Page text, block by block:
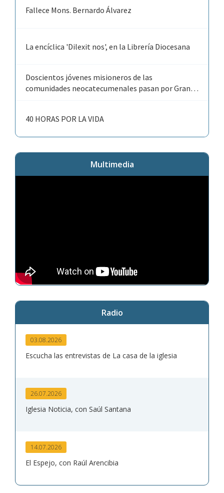
Fallece Mons. Bernardo Álvarez
La encíclica 'Dilexit nos', en la Librería Diocesana
Doscientos jóvenes misioneros de las
comunidades neocatecumenales pasan por Gran
40 HORAS POR LA VIDA
Multimedia
Radio
03.08.2026
Escucha las entrevistas de La casa de la iglesia
26.07.2026
Iglesia Noticia, con Saúl Santana
14.07.2026
El Espejo, con Raúl Arencibia